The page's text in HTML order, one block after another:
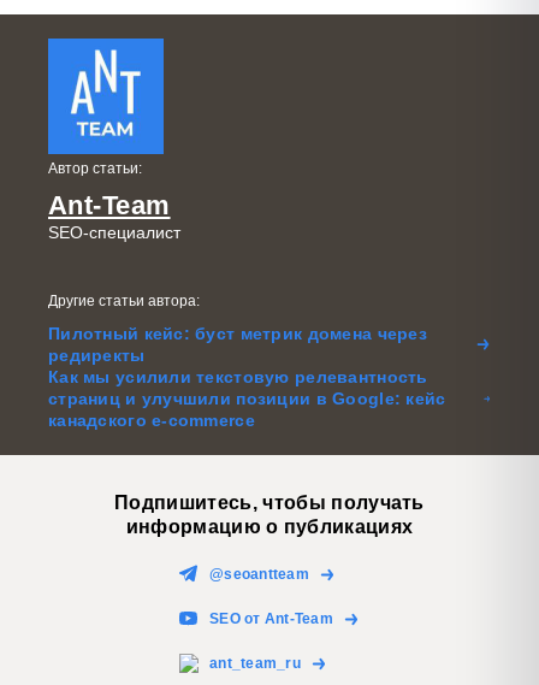
Автор статьи:
Ant-Team
SEO-специалист
Другие статьи автора:
Пилотный кейс: буст метрик домена через
редиректы
Как мы усилили текстовую релевантность
страниц и улучшили позиции в Google: кейс
канадского e-commerce
Подпишитесь, чтобы получать
информацию о публикациях
@seoantteam
SEO от Ant-Team
ant_team_ru